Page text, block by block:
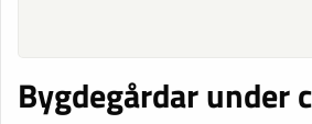
Bygdegårdar under